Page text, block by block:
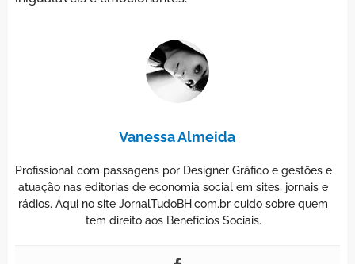
Vanessa Almeida
Profissional com passagens por Designer Gráfico e gestões e
atuação nas editorias de economia social em sites, jornais e
rádios. Aqui no site JornalTudoBH.com.br cuido sobre quem
tem direito aos Benefícios Sociais.